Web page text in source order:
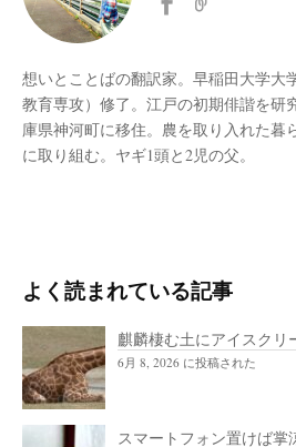
想いとことばの翻訳家。早稲田大学大
教育専攻）修了。江戸の初期俳諧を研
庫県神河町に移住。農を取り入れた暮
に取り組む。ヤギ1頭と2児の父。
よく読まれている記事
麒麟棲む土にアイスクリ
6月 8, 2026 に投稿された
スマートフォン置けば掌